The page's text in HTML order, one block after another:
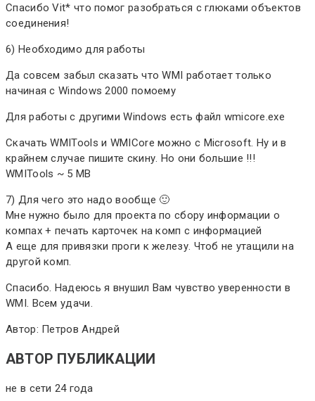
Спасибо Vit* что помог разобраться с глюками объектов
соединения!
6) Необходимо для работы
Да совсем забыл сказать что WMI работает только
начиная с Windows 2000 помоему
Для работы с другими Windows есть файл wmicore.exe
Скачать WMITools и WMICore можно с Microsoft. Ну и в
крайнем случае пишите скину. Но они большие !!!
WMITools ~ 5 MB
7) Для чего это надо вообще 🙂
Мне нужно было для проекта по сбору информации о
компах + печать карточек на комп с информацией
А еще для привязки проги к железу. Чтоб не утащили на
другой комп.
Спасибо. Надеюсь я внушил Вам чувство уверенности в
WMI. Всем удачи.
Автор: Петров Андрей
АВТОР ПУБЛИКАЦИИ
не в сети 24 года